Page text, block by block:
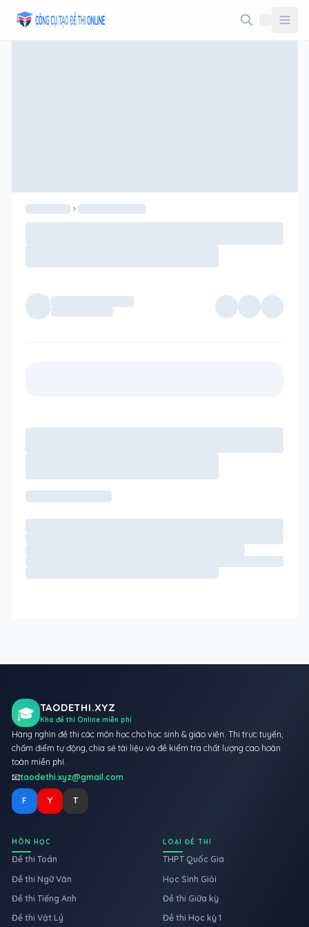
🎓 TAODETHI.XYZ
Kho đề thi Online miễn phí
Hàng nghìn đề thi các môn học cho học sinh & giáo viên. Thi trực tuyến,
chấm điểm tự động, chia sẻ tài liệu và đề kiểm tra chất lượng cao hoàn
toàn miễn phí.
📧taodethi.xyz@gmail.com
F Y T
MÔN HỌC
Đề thi Toán
Đề thi Ngữ Văn
Đề thi Tiếng Anh
Đề thi Vật Lý
LOẠI ĐỀ THI
THPT Quốc Gia
Học Sinh Giỏi
Đề thi Giữa kỳ
Đề thi Học kỳ 1